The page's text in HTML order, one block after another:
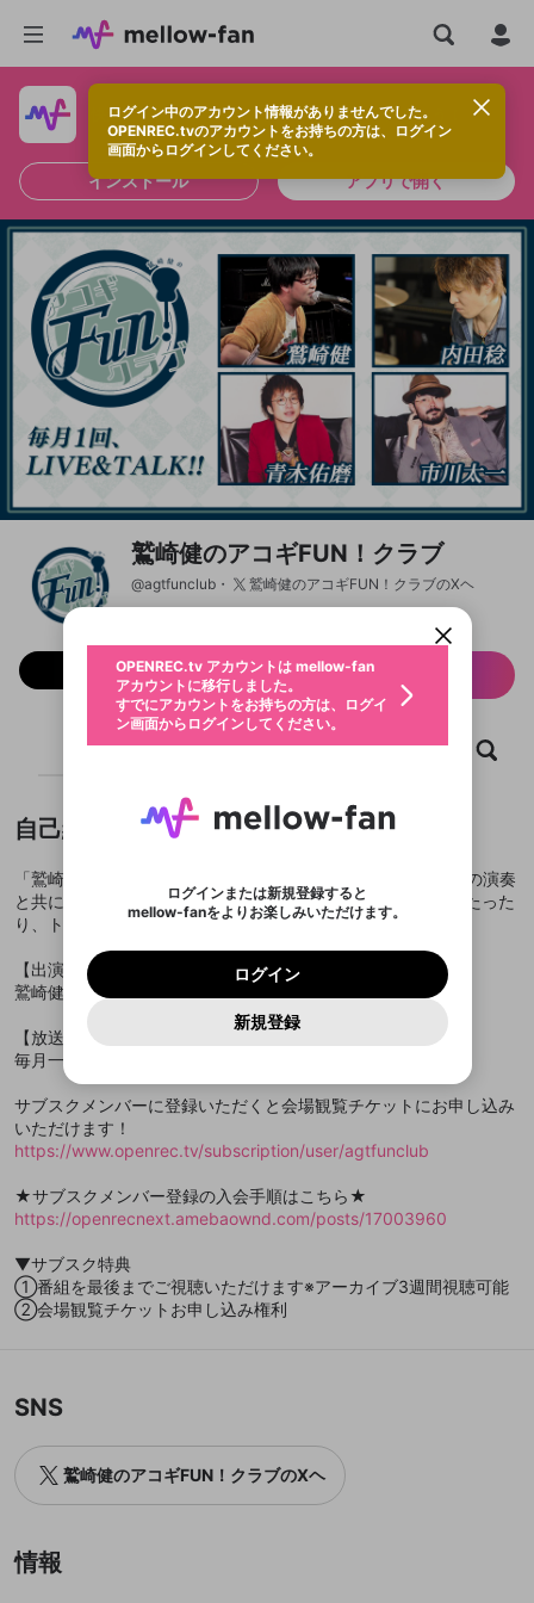
ログイン中のアカウント情報がありませんでした。
OPENREC.tvのアカウントをお持ちの方は、ログイン
画面からログインしてください。
快適に視聴するなら、アプリをインストールしよう！
インストール アプリで開く
鷲崎健のアコギFUN！クラブ
@agtfunclub 鷲崎健のアコギFUN！クラブのXヘ
フォロー 1,484 サブスク情報
ホーム 動画 キャプチャ プレイリスト
自己紹介
「鷲崎健のアコギFUN！クラブ」は鷲崎健さんと内田稔さんの演奏
と共にお酒を呑みながら、ゲストの方とゆるゆるっと歌をうたった
り、トークしたりする番組です。
【出演】
鷲崎健、内田稔、青木佑磨、市川太一
【放送日】
毎月一回第3金曜 夜7時30分〜
サブスクメンバーに登録いただくと会場観覧チケットにお申し込み
いただけます！
https://www.openrec.tv/subscription/user/agtfunclub
★サブスクメンバー登録の入会手順はこちら★
https://openrecnext.amebaownd.com/posts/17003960
▼サブスク特典
①番組を最後までご視聴いただけます※アーカイブ3週間視聴可能
②会場観覧チケットお申し込み権利
SNS
鷲崎健のアコギFUN！クラブのXヘ
情報
ブロックリストに追加しますか？
キャンセル OK
この動画の公開は終了しました
OK
ファンレター
応援している配信者にファンレターを送ることがで
※ファンレター機能は有料サービスです。
固定動画に設定
マイページに表示されている動画 (ライブ配信、配
信予定、アーカイブ、アップロード動画) をページ
のトップに1つ固定できます。動画タイトル横のメ
ニューより設定することができます。
動画プレイリストを選択
動画のプレイリストを一つ選択すると、そのプレイ
ることができます。
動画プレイリストを選択
選択できるプレイリストがありません。
動画プレイリストがありません
ポイントが不足しています
ご確認ください
した。 サービスを利用するには変更後の内容を
を確認しました。
確認しました
OPENREC.tv アカウントは mellow-fan
アカウントに移行しました。
すでにアカウントをお持ちの方は、ログイ
新規登録
メールアドレスで新規登録
または
Google
Yahoo! JAPAN
Appleでサインアップ
mellow-fanの利用規約・ プライバシーポリシー・外部
サービスとのID連携に関する同意事項
で、次にお進みください
新規登録
@
次にお進みください。
mellow-fanからのお得な情報をメールで受
OPENREC.tvアカウントはmellow-fanア
カウントに統合しました。
こちらからOPENREC.tvでログイン中のア
ログイン
メールアドレスでログイン
または
Google
Yahoo! JAPAN
Appleでサインイン
mellow-fanの利用規約・ プライバシーポリシー・外部
サービスとのID連携に関する同意事項
で、次にお進みください
ログイン
ログイン
パスワードを忘れた方はこちら
アカウントをお持ちですか？アカウントを作成する
OPENREC.tv アカウントは mellow-fan
アカウントに移行しました。
すでにアカウントをお持ちの方は、ログイ
ン画面からログインしてください。
ログインまたは新規登録すると
mellow-fanをよりお楽しみいただけます。
ログイン
新規登録
登録したメールアドレスを入力し、送信してくださ
再設定する
入力していただいたメールアドレ
スに、パスワード再設定用URLを
のでご確認ください
OK
パーソナルデータの登録
年 月
生年月は登録後に変更できません。
お住まいの地域
ご登録いただいた情報はサービスの向上を目的
として使用いたします。
一部サービスをご利用いただくには、生年月の
登録が必要です。
認証コードの入力
メイン及びcs.openrec.co.jpドメイン）が受信拒否設
定に含まれていないかご確認ください。
入力
セッションの有効期限が切れたた
プレミアム会員に入会
不適切なユーザーとして報告しま
すか？
問題を選択してください
わいせつな表現
著作権の侵害
なりすまし行為
ねずみ講やマルチ商法
ゲームの録画禁止区域の配信
改造版・海賊版ソフトの配信
政治的・宗教的・人種的な内容
0
報告された問題については、利用規約に違反しているか
どうかをスタッフが確認します。
用することは、利用規約違反になります。
送信
サブスクシェア
閉じる
限定コミュニティ参加方法
Discordアカウントをお持ちでない方
Discordアカウントを作成
Discordは第三者が提供するコミュニティーサービスで、
mellow-fanとは関わりがありません。Discordに関してのお
問い合わせにはお答えすることができません。Discordの仕
様変更により、限定コミュニティ特典の提供が終了する可能
外部サービスとのID連携に関する同意事項
Discordとは？ Discordに参加する